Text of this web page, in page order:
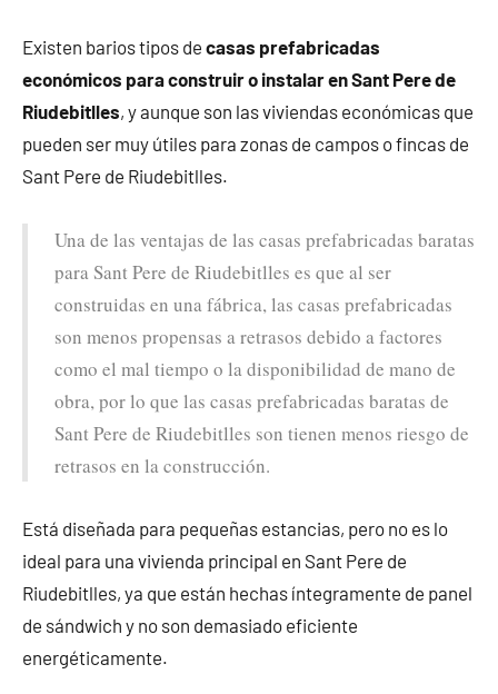
Existen barios tipos de casas prefabricadas
económicos para construir o instalar en Sant Pere de
Riudebitlles, y aunque son las viviendas económicas que
pueden ser muy útiles para zonas de campos o fincas de
Sant Pere de Riudebitlles.
Una de las ventajas de las casas prefabricadas baratas
para Sant Pere de Riudebitlles es que al ser
construidas en una fábrica, las casas prefabricadas
son menos propensas a retrasos debido a factores
como el mal tiempo o la disponibilidad de mano de
obra, por lo que las casas prefabricadas baratas de
Sant Pere de Riudebitlles son tienen menos riesgo de
retrasos en la construcción.
Está diseñada para pequeñas estancias, pero no es lo
ideal para una vivienda principal en Sant Pere de
Riudebitlles, ya que están hechas íntegramente de panel
de sándwich y no son demasiado eficiente
energéticamente.